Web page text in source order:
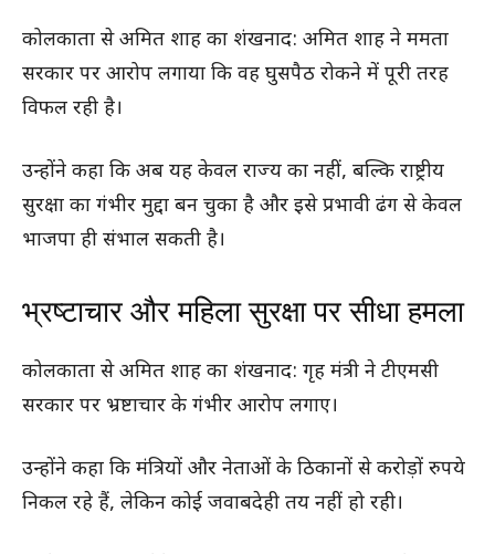
कोलकाता से अमित शाह का शंखनाद: अमित शाह ने ममता
सरकार पर आरोप लगाया कि वह घुसपैठ रोकने में पूरी तरह
विफल रही है।
उन्होंने कहा कि अब यह केवल राज्य का नहीं, बल्कि राष्ट्रीय
सुरक्षा का गंभीर मुद्दा बन चुका है और इसे प्रभावी ढंग से केवल
भाजपा ही संभाल सकती है।
भ्रष्टाचार और महिला सुरक्षा पर सीधा हमला
कोलकाता से अमित शाह का शंखनाद: गृह मंत्री ने टीएमसी
सरकार पर भ्रष्टाचार के गंभीर आरोप लगाए।
उन्होंने कहा कि मंत्रियों और नेताओं के ठिकानों से करोड़ों रुपये
निकल रहे हैं, लेकिन कोई जवाबदेही तय नहीं हो रही।